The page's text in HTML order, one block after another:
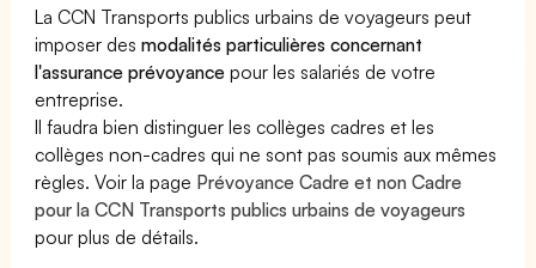
La CCN Transports publics urbains de voyageurs peut
imposer desmodalités particulières concernant
l'assurance prévoyance pour les salariés de votre
entreprise.
Il faudra bien distinguer les collèges cadres et les
collèges non-cadres qui ne sont pas soumis aux mêmes
règles. Voir la page Prévoyance Cadre et non Cadre
pour la CCN Transports publics urbains de voyageurs
pour plus de détails.